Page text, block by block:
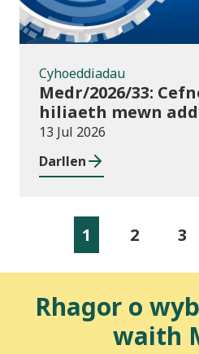
Cyhoeddiadau
Medr/2026/33:
hiliaeth mewn
canllawiau a
13 Jul 2026
Darllen
1 2 3
Rhagor o
waith